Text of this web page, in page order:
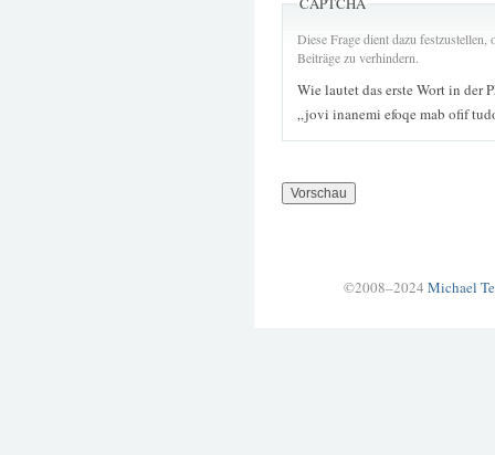
Diese Frage dient dazu
Beiträge zu verhindern.
Wie lautet das erste Wort in der
„jovi inanemi efoqe mab ofif
©2008–2024 Michael